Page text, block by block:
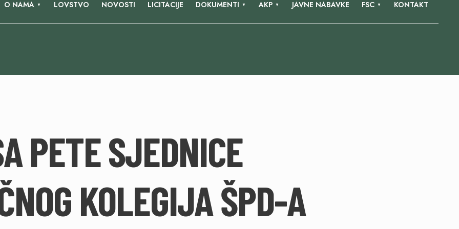
O NAMA LOVSTVO NOVOSTI LICITACIJE DOKUMENTI AKP JAVNE NABAVKE FSC KONTAKT
PETE SJEDNICE
KOLEGIJA ŠPD-A